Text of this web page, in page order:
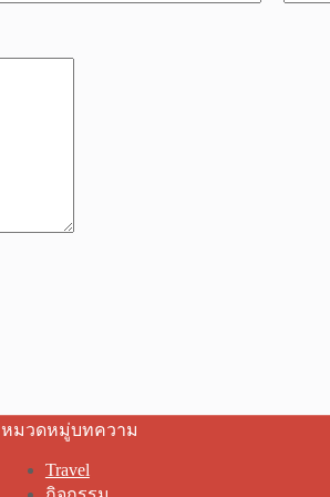
หมวดหมู่บทความ
Travel